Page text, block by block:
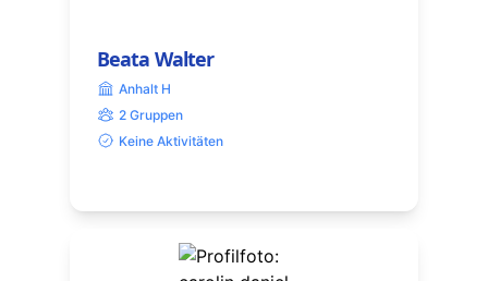
Beata Walter
Anhalt H
2 Gruppen
Keine Aktivitäten